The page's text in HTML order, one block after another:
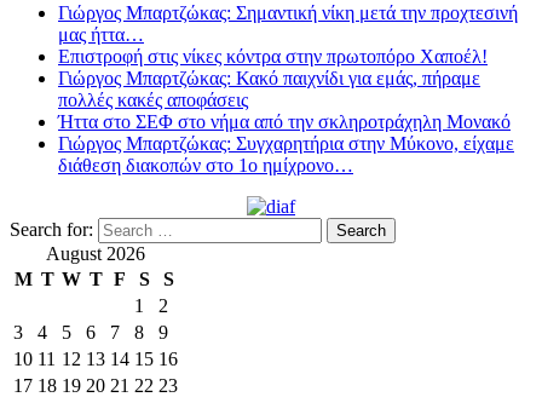
Γιώργος Μπαρτζώκας: Σημαντική νίκη μετά την προχτεσινή
μας ήττα…
Επιστροφή στις νίκες κόντρα στην πρωτοπόρο Χαποέλ!
Γιώργος Μπαρτζώκας: Κακό παιχνίδι για εμάς, πήραμε
πολλές κακές αποφάσεις
Ήττα στο ΣΕΦ στο νήμα από την σκληροτράχηλη Μονακό
Γιώργος Μπαρτζώκας: Συγχαρητήρια στην Μύκονο, είχαμε
διάθεση διακοπών στο 1ο ημίχρονο…
Search for:
August 2026
M T W T F S
S
1
2
3
4 5 6 7 8
9
10 11 12 13 14 15 16
17 18 19 20 21 22 23